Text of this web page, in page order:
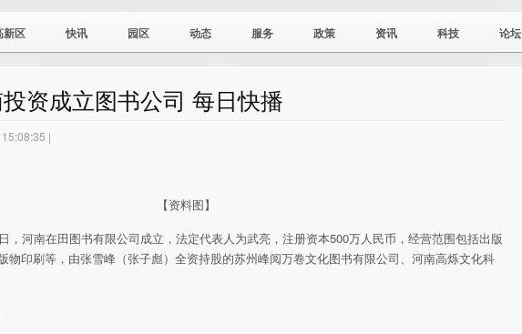
新区 快讯 园区 动态 服务 政策 资讯 科技 论坛
资成立图书公司 每日快播
|
【资料图】
，河南在田图书有限公司成立，法定代表人为武亮，注册资本500万人民币，经营范围包括出版
物印刷等，由张雪峰（张子彪）全资持股的苏州峰阅万卷文化图书有限公司、河南高烁文化科